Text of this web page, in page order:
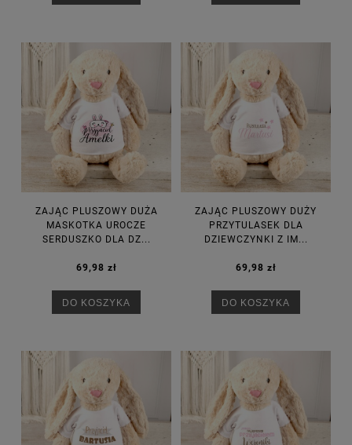
ZAJĄC PLUSZOWY DUŻA
MASKOTKA UROCZE
SERDUSZKO DLA DZ...
69,98 zł
DO KOSZYKA
ZAJĄC PLUSZOWY DUŻY
PRZYTULASEK DLA
DZIEWCZYNKI Z IM...
69,98 zł
DO KOSZYKA